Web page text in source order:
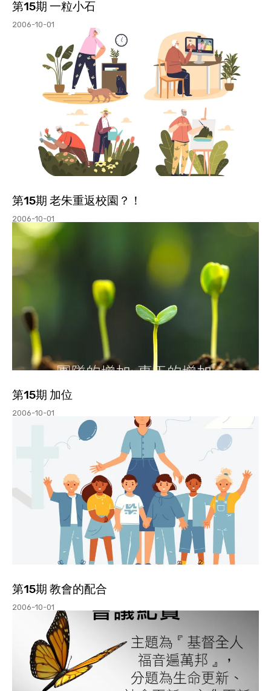
第15期 一粒小石
2006-10-01
第15期 老朱重返校園？！
2006-10-01
第15期 加位
2006-10-01
第15期 教會的配合
2006-10-01